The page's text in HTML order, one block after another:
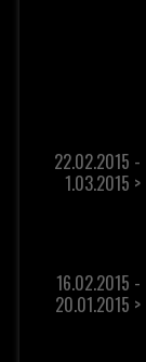
22.02.2015 -
1.03.2015 >
16.02.2015 -
20.01.2015 >